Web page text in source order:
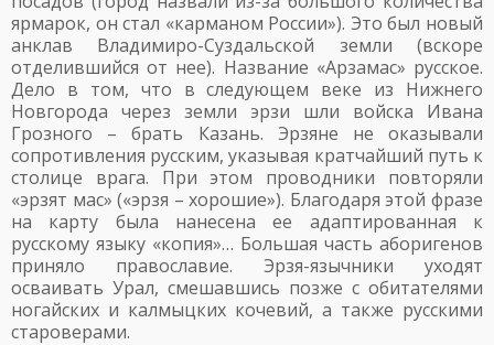
ярмарок, он стал «карманом России»). Это был новый
анклав Владимиро-Суздальской земли (вскоре
отделившийся от нее). Название «Арзамас» русское.
Дело в том, что в следующем веке из Нижнего
Новгорода через земли эрзи шли войска Ивана
Грозного – брать Казань. Эрзяне не оказывали
сопротивления русским, указывая кратчайший путь к
столице врага. При этом проводники повторяли
«эрзят мас» («эрзя – хорошие»). Благодаря этой фразе
на карту была нанесена ее адаптированная к
русскому языку «копия»… Большая часть аборигенов
приняло православие. Эрзя-язычники уходят
осваивать Урал, смешавшись позже с обитателями
ногайских и калмыцких кочевий, а также русскими
староверами.